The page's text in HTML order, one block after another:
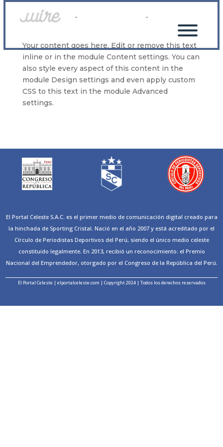
Your content goes here. Edit or remove this text
inline or in the module Content settings. You can
also style every aspect of this content in the
module Design settings and even apply custom
CSS to this text in the module Advanced
settings.
El Portal Celeste S.A.C. es el primer medio de comunicación digital creado para
la hinchada de Sporting Cristal. Nació en el año 2007 y está acreditado por el
Círculo de Periodistas Deportivos del Perú, siendo el único medio celeste
constituido legalmente. En 2013, recibió un reconocimiento: el Premio
Nacional del Emprendedor, otorgado por el Congreso de la República del Perú.
El Portal Celeste | elportalceleste.com | Copyright 2024 | Todos los derechos reservados